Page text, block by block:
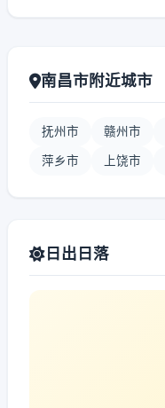
南昌市附近城市
抚州市 赣州市
萍乡市 上饶市
日出日落